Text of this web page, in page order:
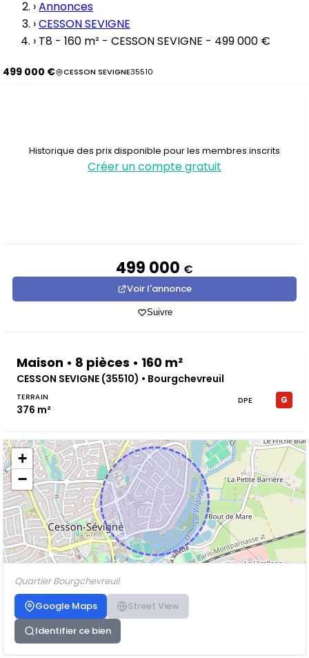
›Annonces
›CESSON SEVIGNE
› T8 - 160 m² - CESSON SEVIGNE - 499 000 €
499 000 € CESSON SEVIGNE35510
Historique des prix disponible pour les membres inscrits
Créer un compte gratuit
499 000 €
Voir l'annonce
Suivre
Maison • 8 pièces • 160 m²
CESSON SEVIGNE (35510) • Bourgchevreuil
TERRAIN
376 m²
DPE G
+
−
Quartier Bourgchevreuil
Google Maps
Street View
Identifier ce bien